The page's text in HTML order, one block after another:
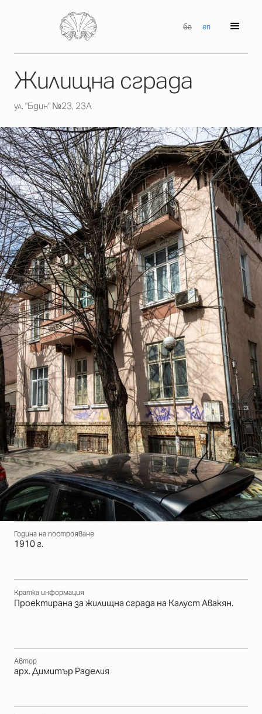
бг en
Жилищна сграда
ул. "Бдин" №23, 23А
Година на построяване
1910 г.
Кратка информация
Проектирана за жилищна сграда на Калуст Авакян.
Автор
арх. Димитър Раделия